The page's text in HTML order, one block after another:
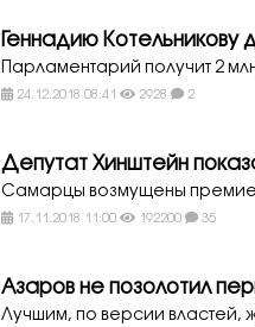
Геннадию
Парламентарий получит 2
24.12.2018 08:41 2928 2
Депутат Хинштейн
Самарцы возмущены
17.11.2018 11:00 192200 35
Азаров не позолотил
Лучшим, по версии